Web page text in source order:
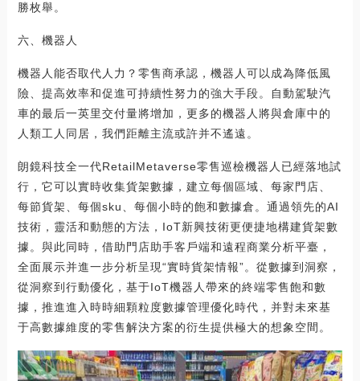
勝枚舉。
六、機器人
機器人能否取代人力？零售商承認，機器人可以成為降低風
險、提高效率和促進可持續性努力的強大手段。自動駕駛汽
車的最后一英里交付量將增加，更多的機器人將與倉庫中的
人類工人同居，我們距離主流或許并不遙遠。
朗鏡科技全一代RetailMetaverse零售巡檢機器人已經落地試
行，它可以實時收集貨架數據，建立每個區域、每家門店、
每節貨架、每個sku、每個小時的飽和數據倉。通過領先的AI
技術，靈活和動態的方法，IoT新興技術更便捷地構建貨架數
據。與此同時，借助門店助手客戶端和遠程商業分析平臺，
全面展示并進一步分析呈現“實時貨架情報”。從數據到洞察，
從洞察到行動優化，基于IoT機器人帶來的終端零售飽和數
據，推進進入時時細顆粒度數據管理優化時代，并對未來基
于高數據維度的零售解決方案的衍生提供極大的想象空間。